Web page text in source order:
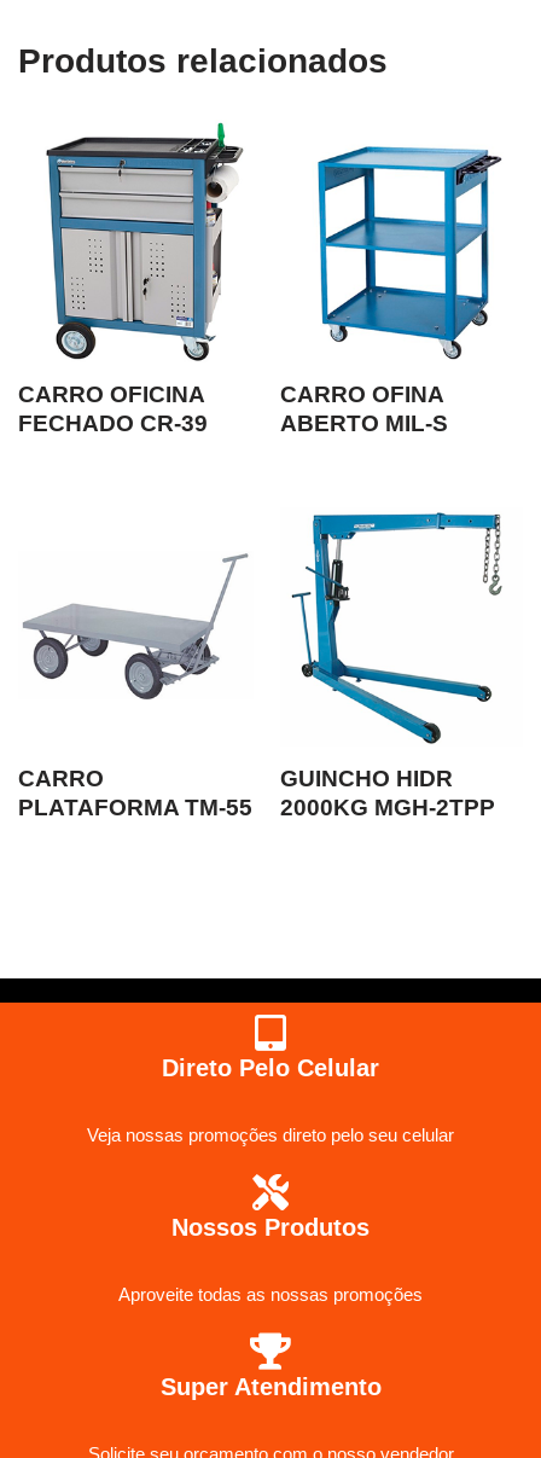
Produtos relacionados
CARRO OFICINA
FECHADO CR-39
CARRO OFINA
ABERTO MIL-S
CARRO
PLATAFORMA TM-55
GUINCHO HIDR
2000KG MGH-2TPP
Direto Pelo Celular
Veja nossas promoções direto pelo seu celular
Nossos Produtos
Aproveite todas as nossas promoções
Super Atendimento
Solicite seu orçamento com o nosso vendedor